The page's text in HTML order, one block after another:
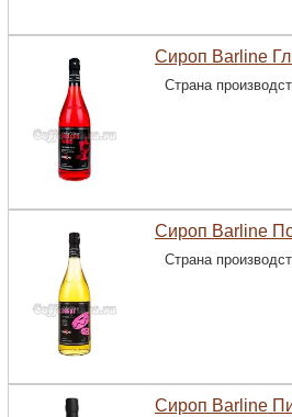
Сироп Barline
Страна
Сироп Barline
Страна
Сироп Barline